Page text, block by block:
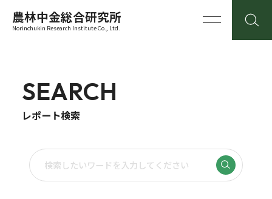
農林中金総合研究所
Norinchukin Research Institute Co., Ltd.
SEARCH
レポート検索